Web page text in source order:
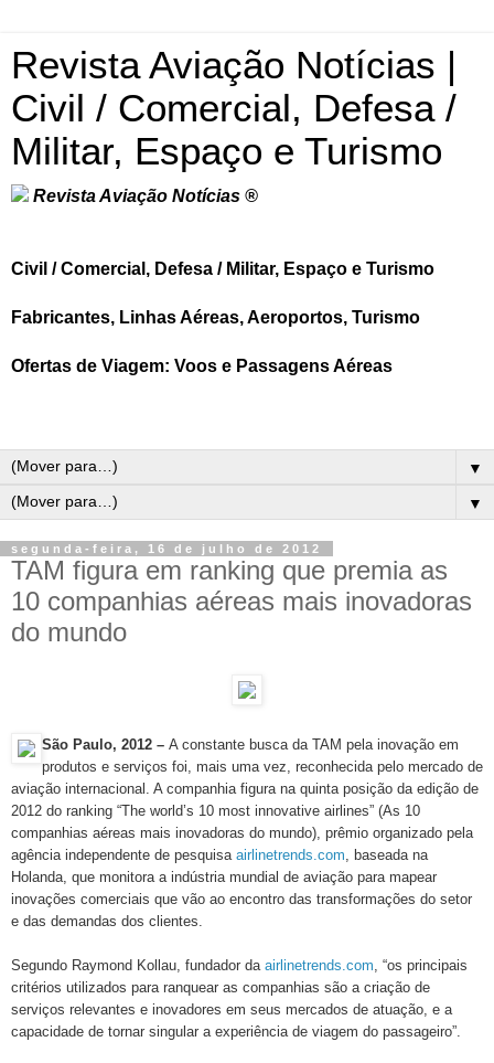
Revista Aviação Notícias |
Civil / Comercial, Defesa /
Militar, Espaço e Turismo
Revista Aviação Notícias ®
Civil / Comercial, Defesa / Militar, Espaço e Turismo
Fabricantes, Linhas Aéreas, Aeroportos, Turismo
Ofertas de Viagem: Voos e Passagens Aéreas
▼
▼
segunda-feira, 16 de julho de 2012
TAM figura em ranking que premia as
10 companhias aéreas mais inovadoras
do mundo
São Paulo, 2012 – A constante busca da TAM pela inovação em
produtos e serviços foi, mais uma vez, reconhecida pelo mercado de
aviação internacional. A companhia figura na quinta posição da edição de
2012 do ranking “The world’s 10 most innovative airlines” (As 10
companhias aéreas mais inovadoras do mundo), prêmio organizado pela
agência independente de pesquisa airlinetrends.com , baseada na
Holanda, que monitora a indústria mundial de aviação para mapear
inovações comerciais que vão ao encontro das transformações do setor
e das demandas dos clientes.
Segundo Raymond Kollau, fundador da airlinetrends.com , “os principais
critérios utilizados para ranquear as companhias são a criação de
serviços relevantes e inovadores em seus mercados de atuação, e a
capacidade de tornar singular a experiência de viagem do passageiro”.